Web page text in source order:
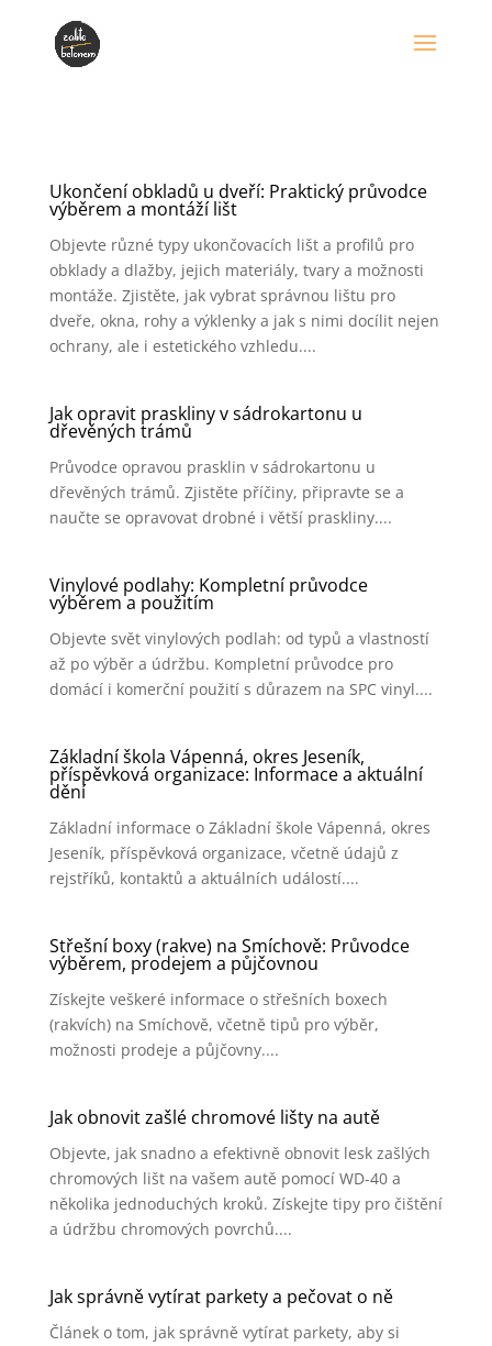
Ukončení obkladů u dveří: Praktický průvodce
výběrem a montáží lišt
Objevte různé typy ukončovacích lišt a profilů pro
obklady a dlažby, jejich materiály, tvary a možnosti
montáže. Zjistěte, jak vybrat správnou lištu pro
dveře, okna, rohy a výklenky a jak s nimi docílit nejen
ochrany, ale i estetického vzhledu....
Jak opravit praskliny v sádrokartonu u
dřevěných trámů
Průvodce opravou prasklin v sádrokartonu u
dřevěných trámů. Zjistěte příčiny, připravte se a
naučte se opravovat drobné i větší praskliny....
Vinylové podlahy: Kompletní průvodce
výběrem a použitím
Objevte svět vinylových podlah: od typů a vlastností
až po výběr a údržbu. Kompletní průvodce pro
domácí i komerční použití s důrazem na SPC vinyl....
Základní škola Vápenná, okres Jeseník,
příspěvková organizace: Informace a aktuální
dění
Základní informace o Základní škole Vápenná, okres
Jeseník, příspěvková organizace, včetně údajů z
rejstříků, kontaktů a aktuálních událostí....
Střešní boxy (rakve) na Smíchově: Průvodce
výběrem, prodejem a půjčovnou
Získejte veškeré informace o střešních boxech
(rakvích) na Smíchově, včetně tipů pro výběr,
možnosti prodeje a půjčovny....
Jak obnovit zašlé chromové lišty na autě
Objevte, jak snadno a efektivně obnovit lesk zašlých
chromových lišt na vašem autě pomocí WD-40 a
několika jednoduchých kroků. Získejte tipy pro čištění
a údržbu chromových povrchů....
Jak správně vytírat parkety a pečovat o ně
Článek o tom, jak správně vytírat parkety, aby si